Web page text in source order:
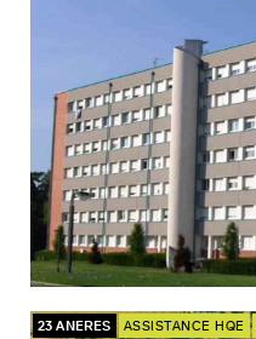
23 ANERES ASSISTANCE HQE